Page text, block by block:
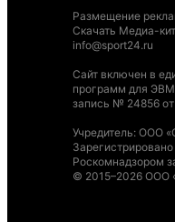
Размещение
Скачать Медиа-кит
info@sport24.ru
Сайт включен в
программ для ЭВМ
запись № 24856 от
Учредитель: ООО
Роскомнадзором
© 2015–2026 ООО